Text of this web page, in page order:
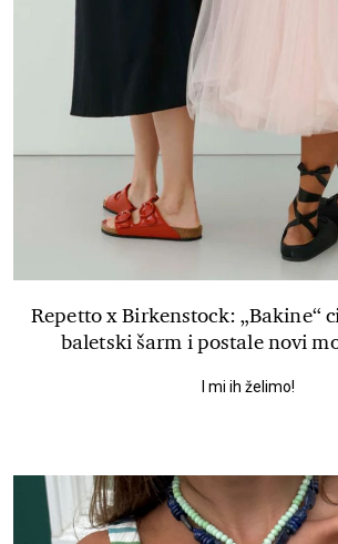
Repetto x Birkenstock: „Bakine“
baletski šarm i postale novi
I mi ih želimo!